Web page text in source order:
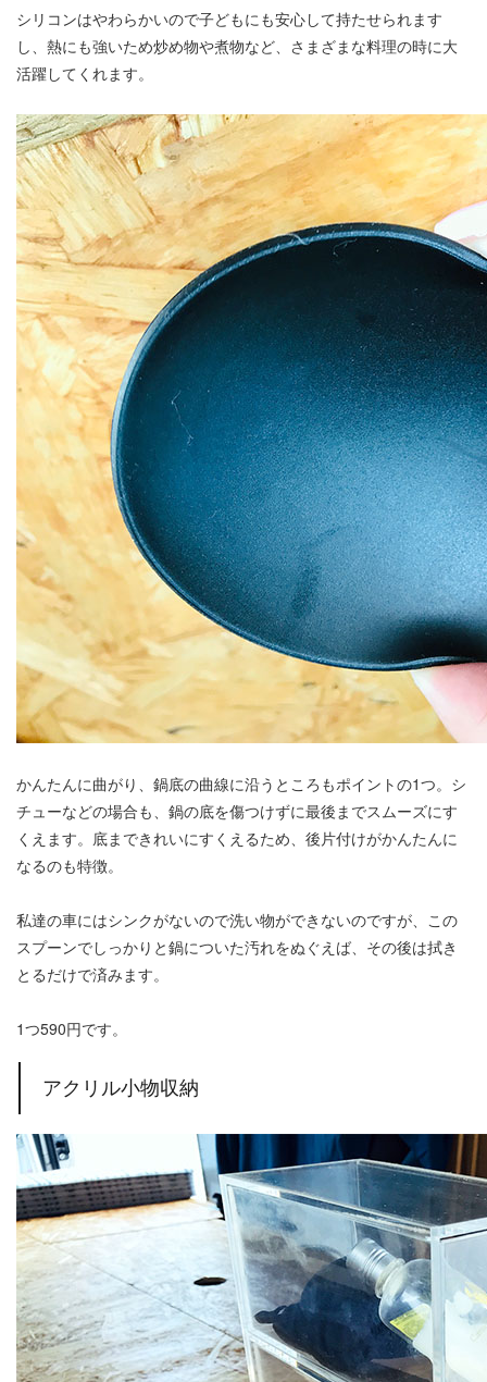
シリコンはやわらかいので子どもにも安心して持たせられます
し、熱にも強いため炒め物や煮物など、さまざまな料理の時に大
活躍してくれます。
かんたんに曲がり、鍋底の曲線に沿うところもポイントの1つ。シ
チューなどの場合も、鍋の底を傷つけずに最後までスムーズにす
くえます。底まできれいにすくえるため、後片付けがかんたんに
なるのも特徴。
私達の車にはシンクがないので洗い物ができないのですが、この
スプーンでしっかりと鍋についた汚れをぬぐえば、その後は拭き
とるだけで済みます。
1つ590円です。
アクリル小物収納